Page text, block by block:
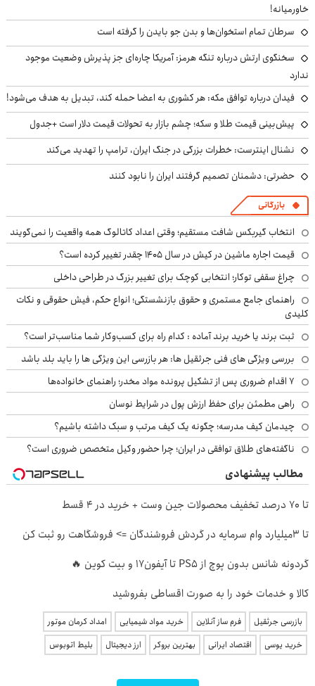
خاورمیانه!
سرطان تمام استخوان‌ها و بدن جو بایدن را گرفته است
سخنگوی ارتش درباره تنگه هرمز: آمریکا چاره‌ای جز پذیرش وضعیت موجود
ندارد
فیدان درباره توافق مکه: هر کشوری به اعضا حمله کند، تبدیل به هدف می‌شود!
پیش‌بینی قیمت طلا و سکه؛ چشم بازار به تحولات قیمت دلار است +جدول
نشنال اینترست: خطرات بزرگی در جنگ ایران، ترامپ را تهدید می‌کند
حضرتی: دشمنان تصمیم گرفتند ایران را نابود کنند
بازرگانی
انتخاب گیربکس شافت مستقیم؛ وقتی اعداد کاتالوگ همه واقعیت را نمی‌گویند
قیمت اجاره ماشین در کیش در سال ۱۴۰۵ چقدر تغییر کرده است؟
چراغ سقفی توکار؛ انتخابی کوچک برای تغییر بزرگ در طراحی داخلی
راهنمای جامع مستمری و حقوق بازنشستگی؛ انواع حکم، فیش حقوقی و نکات
کلیدی
ثبت برند یا خرید برند آماده : کدام راه برای کسب‌وکار شما مناسب‌تر است؟
بررسی ویژگی های فنی جرثقیل ها: هر بازرسی این ویژگی ها را باید بلد باشد
۷ اقدام ضروری پس از تشکیل پرونده مواد مخدر؛ راهنمای خانواده‌ها
راهی مطمئن برای حفظ ارزش پول در شرایط نوسان
چیدمان کیف مدرسه؛ چگونه یک کیف مرتب و سبک داشته باشیم؟
ناگفته‌های طلاق توافقی در ایران؛ چرا حضور وکیل متخصص ضروری است؟
مطالب پیشنهادی
تا 70 درصد تخفیف محصولات جین وست + خرید در 4 قسط
تا 3میلیارد وام سرمایه در گردش فروشندگان => فروشگاهت رو ثبت کن
گردونه شانس بدون پوچ از PS5 تا آیفون17 و بیت کوین 🔥
کالا و خدمات خود را به صورت اقساطی بفروشید
بازرسی جرثقیل فرم ساز آنلاین خرید مواد شیمیایی
امداد کرمان موتور
خرید یوسی
اقتصاد ایرانی بهترین بروکر ارز دیجیتال بلیط اتوبوس